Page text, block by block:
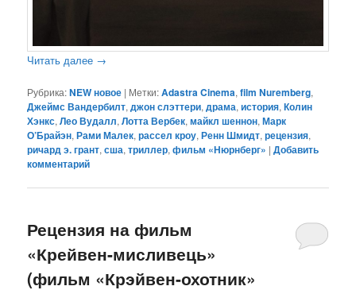
Читать далее →
Рубрика:NEW новое | Метки:Adastra Cinema,film Nuremberg,
Джеймс Вандербилт,джон слэттери,драма,история,Колин
Хэнкс,Лео Вудалл,Лотта Вербек,майкл шеннон,Марк
О’Брайэн,Рами Малек,рассел кроу,Ренн Шмидт,рецензия,
ричард э. грант,сша,триллер,фильм «Нюрнберг» |Добавить
комментарий
Рецензия на фильм
«Крейвен-мисливець»
(фильм «Крэйвен-охотник»